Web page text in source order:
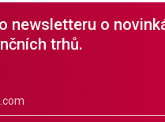
newsletteru o
trhů.